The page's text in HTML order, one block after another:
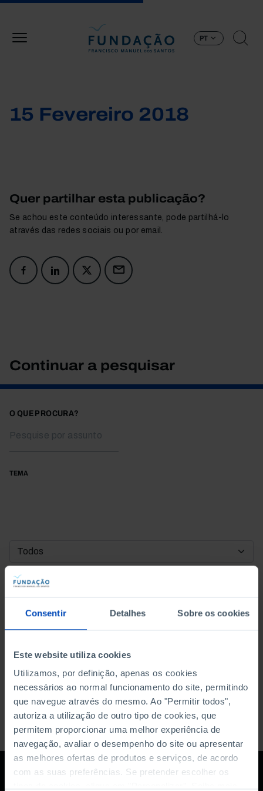
Consentir Detalhes Sobre os cookies
Este website utiliza cookies
Utilizamos, por definição, apenas os cookies
necessários ao normal funcionamento do site, permitindo
que navegue através do mesmo. Ao "Permitir todos",
autoriza a utilização de outro tipo de cookies, que
permitem proporcionar uma melhor experiência de
navegação, avaliar o desempenho do site ou apresentar
as melhores ofertas de produtos e serviços, de acordo
com as suas preferências. Se pretender escolher os
PT
15 Fevereiro 2018
Quer partilhar esta publicação?
Se achou este conteúdo interessante, pode partilhá-lo
através das redes sociais ou por email.
Continuar a pesquisar
O QUE PROCURA?
TEMA
DATA DE INÍCIO
DATA DE FIM